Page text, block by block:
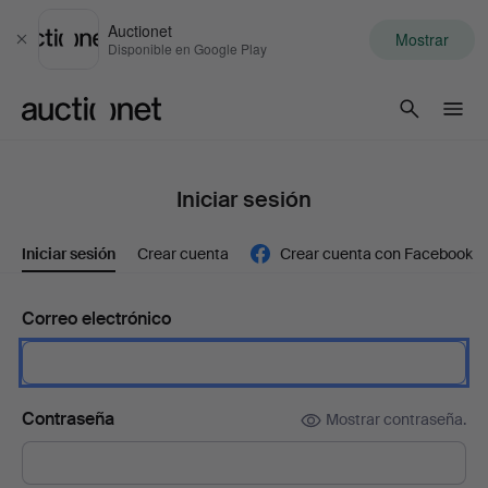
Cerrar
Auctionet
Disponible en Google Play Mostrar
Iniciar sesión
Iniciar sesión Crear cuenta Crear cuenta con Facebook
Correo electrónico
Contraseña Mostrar contraseña.